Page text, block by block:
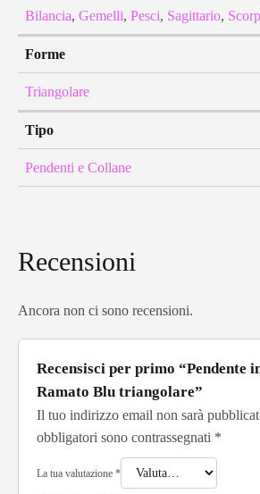
Bilancia, Gemelli, Pesci, Sagittario,
Forme
Triangolare
Tipo
Pendenti e Collane
Recensioni
Ancora non ci sono recensioni.
Recensisci per primo “Pendente
Ramato Blu triangolare”
Il tuo indirizzo email non sarà
obbligatori sono contrassegnati *
La tua valutazione *